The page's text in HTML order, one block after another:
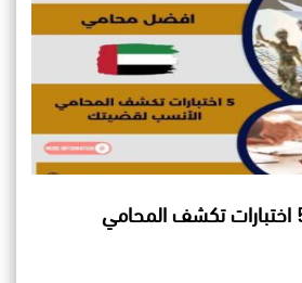
افضل محامي | 5 اختبارات تكشف المحامي